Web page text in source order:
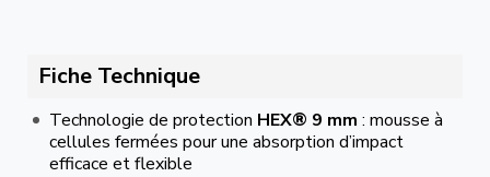
Fiche Technique
Technologie de protection HEX® 9 mm : mousse à
cellules fermées pour une absorption d’impact
efficace et flexible